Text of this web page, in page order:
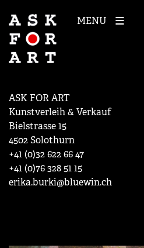
MENU
ASK FOR ART
Kunstverleih & Verkauf
Bielstrasse 15
4502 Solothurn
+41 (0)32 622 66 47
+41 (0)76 328 51 15
erika.burki@bluewin.ch